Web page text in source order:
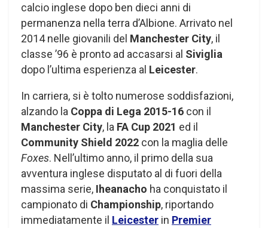
calcio inglese dopo ben dieci anni di
permanenza nella terra d’Albione. Arrivato nel
2014 nelle giovanili del Manchester City, il
classe ’96 è pronto ad accasarsi al Siviglia
dopo l’ultima esperienza al Leicester.
In carriera, si è tolto numerose soddisfazioni,
alzando la Coppa di Lega 2015-16 con il
Manchester City, la FA Cup 2021 ed il
Community Shield 2022 con la maglia delle
Foxes. Nell’ultimo anno, il primo della sua
avventura inglese disputato al di fuori della
massima serie, Iheanacho ha conquistato il
campionato di Championship, riportando
immediatamente il Leicester in Premier